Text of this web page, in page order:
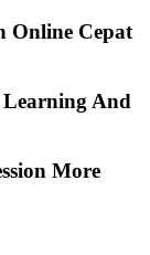
Online Cepat
Learning And
More